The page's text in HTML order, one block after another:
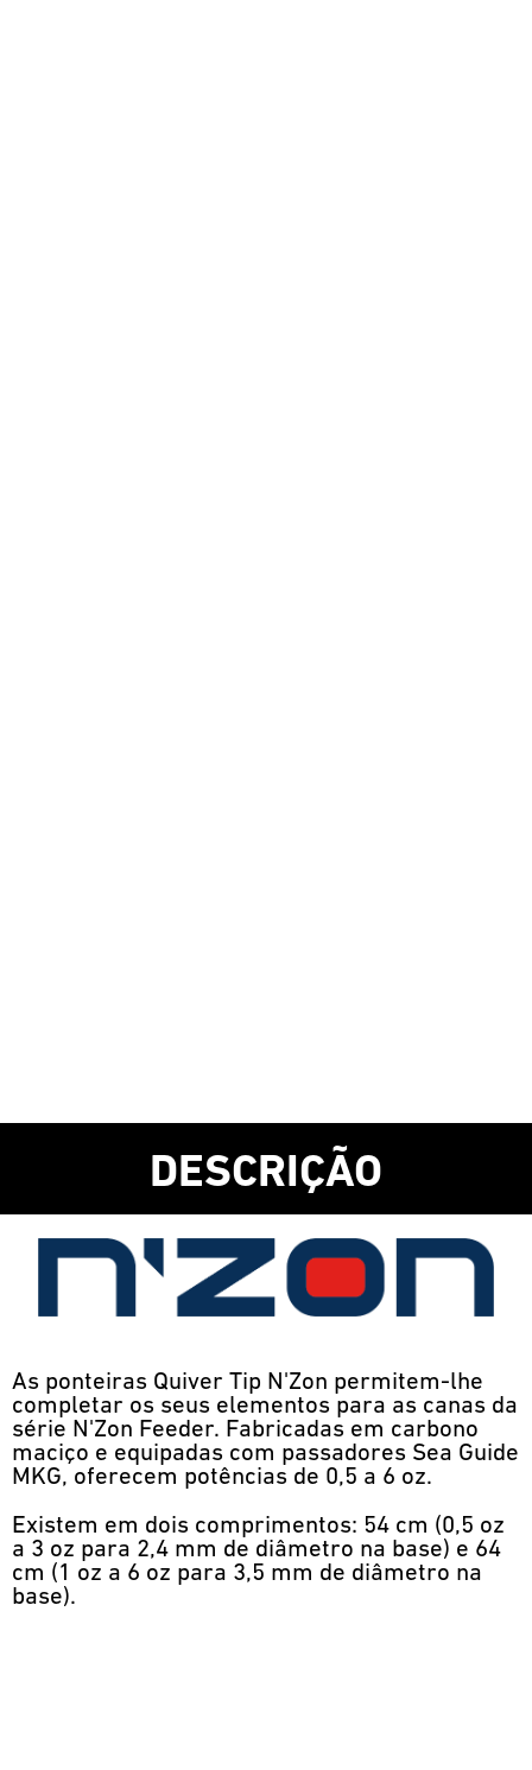
DESCRIÇÃO
As ponteiras Quiver Tip N'Zon permitem-lhe
completar os seus elementos para as canas da
série N'Zon Feeder. Fabricadas em carbono
maciço e equipadas com passadores Sea Guide
MKG, oferecem potências de 0,5 a 6 oz.
Existem em dois comprimentos: 54 cm (0,5 oz
a 3 oz para 2,4 mm de diâmetro na base) e 64
cm (1 oz a 6 oz para 3,5 mm de diâmetro na
base).